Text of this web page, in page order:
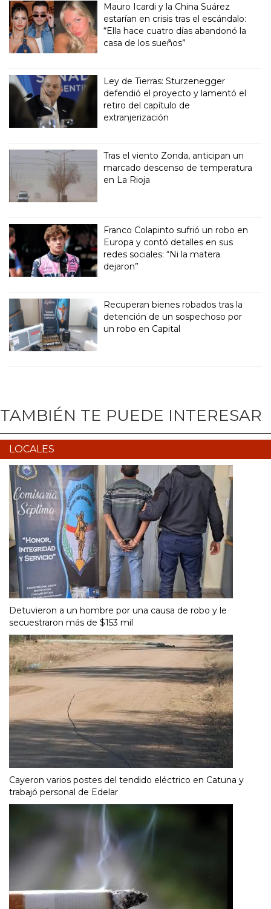
Mauro Icardi y la China Suárez
estarían en crisis tras el escándalo:
“Ella hace cuatro días abandonó la
casa de los sueños”
Ley de Tierras: Sturzenegger
defendió el proyecto y lamentó el
retiro del capítulo de
extranjerización
Tras el viento Zonda, anticipan un
marcado descenso de temperatura
en La Rioja
Franco Colapinto sufrió un robo en
Europa y contó detalles en sus
redes sociales: “Ni la matera
dejaron”
Recuperan bienes robados tras la
detención de un sospechoso por
un robo en Capital
TAMBIÉN TE PUEDE INTERESAR
LOCALES
Detuvieron a un hombre por una causa de robo y le
secuestraron más de $153 mil
Cayeron varios postes del tendido eléctrico en Catuna y
trabajó personal de Edelar